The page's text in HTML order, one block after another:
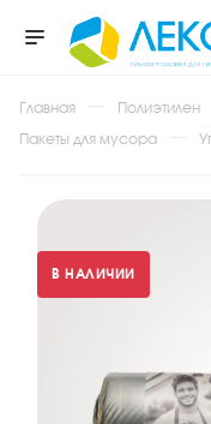
Главная Полиэтилен
Пакеты для мусора
В НАЛИЧИИ